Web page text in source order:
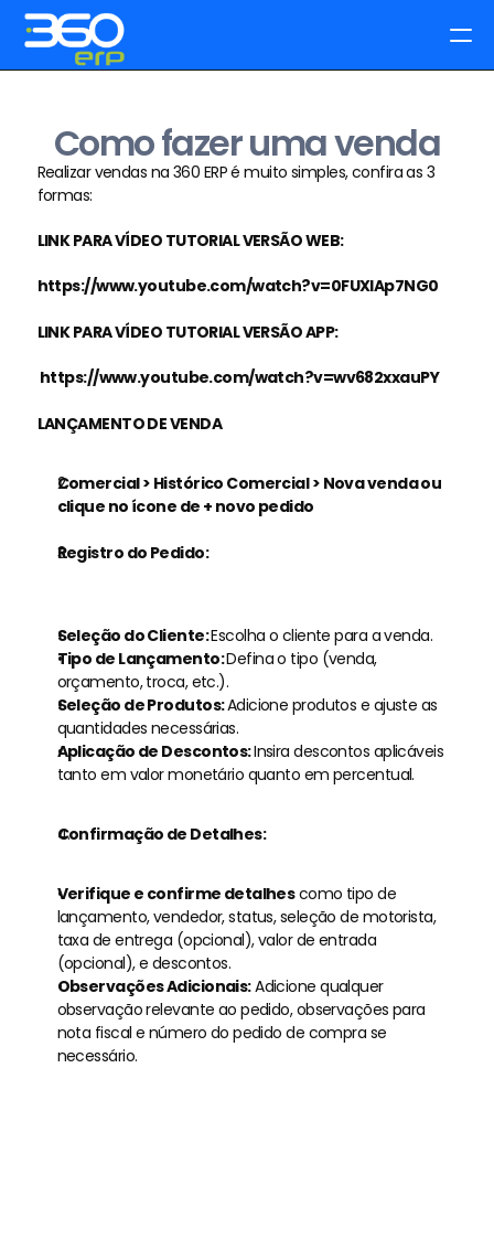
Recursos
Cadastre-se
Cadastre-se
Como fazer uma venda
Realizar vendas na 360 ERP é muito simples, confira as 3
formas:
LINK PARA VÍDEO TUTORIAL VERSÃO WEB:
https://www.youtube.com/watch?v=0FUXIAp7NG0
LINK PARA VÍDEO TUTORIAL VERSÃO APP:
https://www.youtube.com/watch?v=wv682xxauPY
LANÇAMENTO DE VENDA
Comercial > Histórico Comercial > Nova venda ou
clique no ícone de + novo pedido
Registro do Pedido:
Seleção do Cliente: Escolha o cliente para a venda.
Tipo de Lançamento: Defina o tipo (venda,
orçamento, troca, etc.).
Seleção de Produtos: Adicione produtos e ajuste as
quantidades necessárias.
Aplicação de Descontos: Insira descontos aplicáveis
tanto em valor monetário quanto em percentual.
Confirmação de Detalhes:
Verifique e confirme detalhes como tipo de
lançamento, vendedor, status, seleção de motorista,
taxa de entrega (opcional), valor de entrada
(opcional), e descontos.
Observações Adicionais: Adicione qualquer
observação relevante ao pedido, observações para
nota fiscal e número do pedido de compra se
necessário.